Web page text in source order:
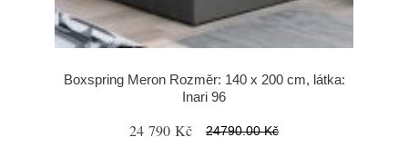
Boxspring Meron Rozměr: 140 x 200 cm, látka:
Inari 96
24 790 Kč 24790.00 Kč